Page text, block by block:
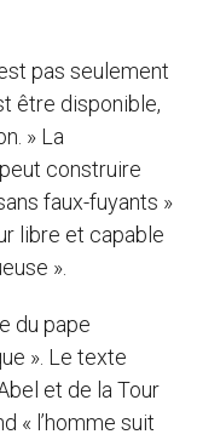
pas seulement
être disponible,
» La
construire
faux-fuyants »
libre et capable
».
du pape
». Le texte
et de la Tour
« l’homme suit